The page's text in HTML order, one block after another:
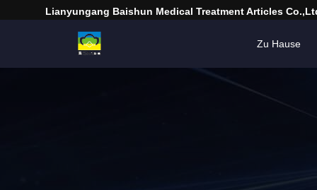
Lianyungang Baishun Medical Treatment Articles
Zu Hause